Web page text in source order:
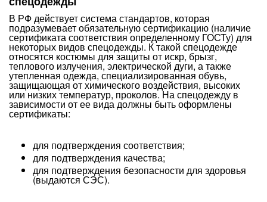
В РФ действует система стандартов, которая
подразумевает обязательную сертификацию (наличие
сертификата соответствия определенному ГОСТу) для
некоторых видов спецодежды. К такой спецодежде
относятся костюмы для защиты от искр, брызг,
теплового излучения, электрической дуги, а также
утепленная одежда, специализированная обувь,
защищающая от химического воздействия, высоких
или низких температур, проколов. На спецодежду в
зависимости от ее вида должны быть оформлены
сертификаты:
для подтверждения соответствия;
для подтверждения качества;
для подтверждения безопасности для здоровья
(выдаются СЭС).